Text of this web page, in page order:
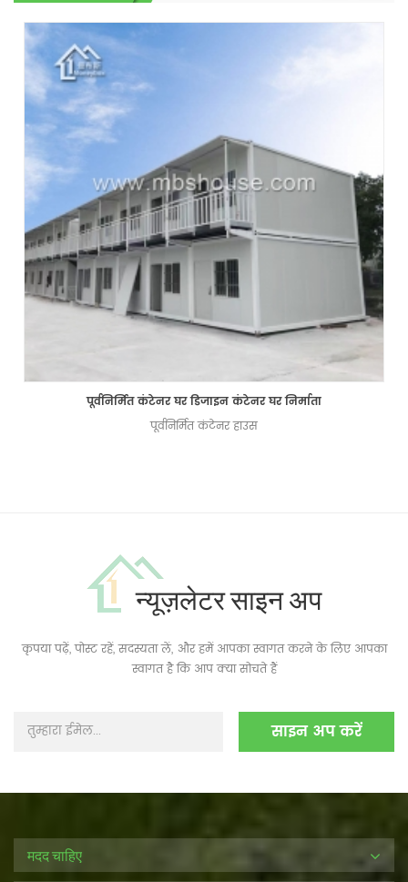
पूर्वनिर्मित कंटेनर घर डिजाइन कंटेनर घर निर्माता
पूर्वनिर्मित कंटेनर हाउस
न्यूज़लेटर साइन अप
कृपया पढ़ें, पोस्ट रहें, सदस्यता लें, और हमें आपका स्वागत करने के लिए आपका
स्वागत है कि आप क्या सोचते हैं
मदद चाहिए